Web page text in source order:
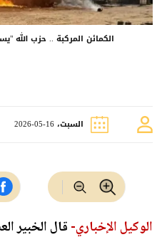
الكمائن المركبة .. حزب الله
السبت، 16-05-2026
الوكيل الإخباري-قال الخبير